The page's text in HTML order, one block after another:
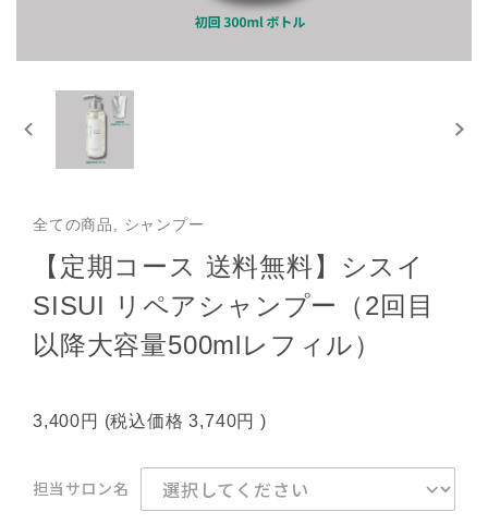
全ての商品, シャンプー
【定期コース 送料無料】シスイ
SISUI リペアシャンプー（2回目
以降大容量500mlレフィル）
3,400円 (税込価格3,740円 )
担当サロン名